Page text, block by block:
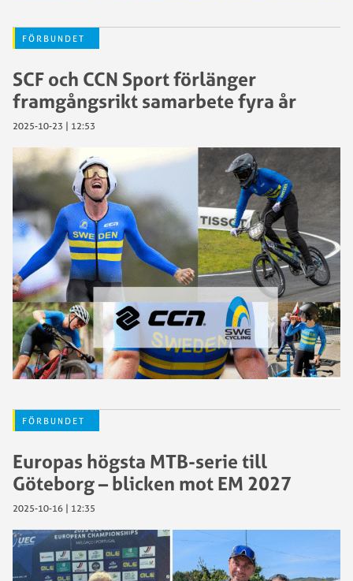
FÖRBUNDET
SCF och CCN Sport förlänger
framgångsrikt samarbete fyra år
2025-10-23 | 12:53
FÖRBUNDET
Europas högsta MTB-serie till
Göteborg – blicken mot EM 2027
2025-10-16 | 12:35